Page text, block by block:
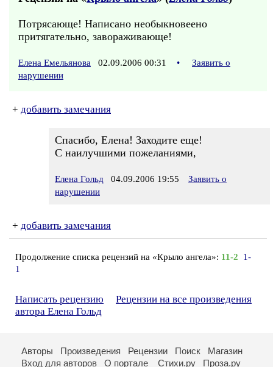
Потрясающе! Написано необыкновеено
притягательно, завораживающе!
Елена Емельянова 02.09.2006 00:31 •
Заявить о
нарушении
+ добавить замечания
Спасибо, Елена! Заходите еще!
С наилучшими пожеланиями,
Елена Гольд 04.09.2006 19:55
Заявить о
нарушении
+ добавить замечания
Продолжение списка рецензий на «Крыло ангела»: 11-2
1-
1
Написать рецензию
Рецензии на все произведения
автора Елена Гольд
Авторы Произведения Рецензии Поиск
Магазин
Вход для авторов
О портале Стихи.ру Проза.ру